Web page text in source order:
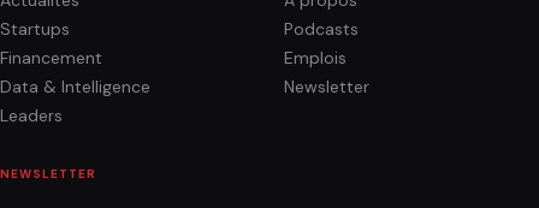
Startups
Financement
Data & Intelligence
Leaders
Podcasts
Emplois
Newsletter
NEWSLETTER